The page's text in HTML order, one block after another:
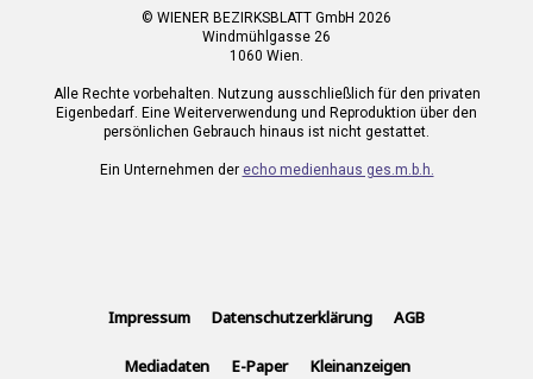
© WIENER BEZIRKSBLATT GmbH 2026
Windmühlgasse 26
1060 Wien.
Alle Rechte vorbehalten. Nutzung ausschließlich für den privaten
Eigenbedarf. Eine Weiterverwendung und Reproduktion über den
persönlichen Gebrauch hinaus ist nicht gestattet.
Ein Unternehmen der echo medienhaus ges.m.b.h.
Impressum Datenschutzerklärung AGB
Mediadaten E-Paper Kleinanzeigen